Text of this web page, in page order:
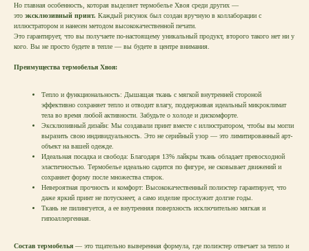
Но главная особенность, которая выделяет термобелье Хвоя среди других —
это эксклюзивный принт. Каждый рисунок был создан вручную в коллаборации с
иллюстратором и нанесен методом высококачественной печати.
Это гарантирует, что вы получаете по-настоящему уникальный продукт, второго такого нет ни у
кого. Вы не просто будете в тепле — вы будете в центре внимания.
Преимущества термобелья Хвоя:
Тепло и функциональность: Дышащая ткань с мягкой внутренней стороной
эффективно сохраняет тепло и отводит влагу, поддерживая идеальный микроклимат
тела во время любой активности. Забудьте о холоде и дискомфорте.
Эксклюзивный дизайн: Мы создавали принт вместе с иллюстратором, чтобы вы могли
выразить свою индивидуальность. Это не серийный узор — это лимитированный арт-
объект на вашей одежде.
Идеальная посадка и свобода: Благодаря 13% лайкры ткань обладает превосходной
эластичностью. Термобелье идеально садится по фигуре, не сковывает движений и
сохраняет форму после множества стирок.
Невероятная прочность и комфорт: Высококачественный полиэстер гарантирует, что
даже яркий принт не потускнеет, а само изделие прослужит долгие годы.
Ткань не пилингуется, а ее внутренняя поверхность исключительно мягкая и
гипоаллергенная.
Состав термобелья — это тщательно выверенная формула, где полиэстер отвечает за тепло и